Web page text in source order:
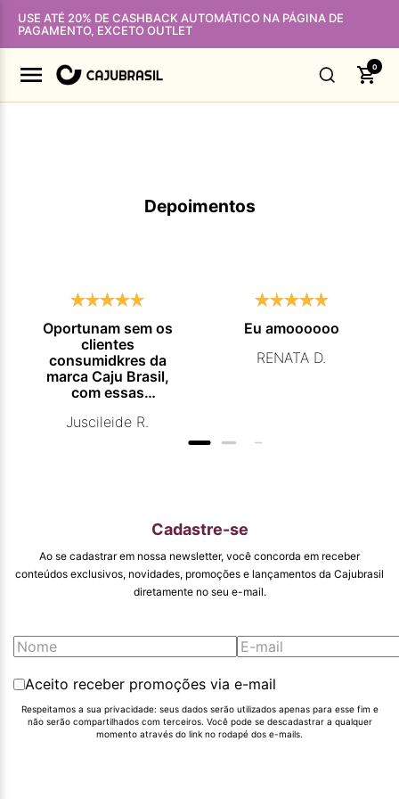
USE ATÉ 20% DE CASHBACK AUTOMÁTICO NA PÁGINA DE
PAGAMENTO, EXCETO OUTLET
0
Depoimentos
Oportunam sem os
clientes
consumidkres da
marca Caju Brasil,
com essas
promocionais de
qualidade que vcs
entregam. Parabéns
#
pormaiscampanhaspromorcionais.
Juscileide R.
Eu amoooooo
RENATA D.
Cadastre-se
Ao se cadastrar em nossa newsletter, você concorda em receber
conteúdos exclusivos, novidades, promoções e lançamentos da Cajubrasil
diretamente no seu e-mail.
Aceito receber promoções via e-mail
Respeitamos a sua privacidade: seus dados serão utilizados apenas para esse fim e
não serão compartilhados com terceiros. Você pode se descadastrar a qualquer
momento através do link no rodapé dos e-mails.